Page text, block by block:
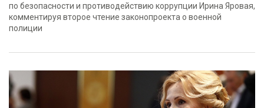
по безопасности и противодействию коррупции Ирина Яровая,
комментируя второе чтение законопроекта о военной
полиции